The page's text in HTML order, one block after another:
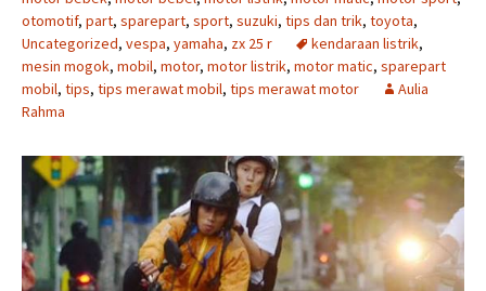
otomotif, part, sparepart, sport, suzuki, tips dan trik, toyota,
Uncategorized, vespa, yamaha, zx 25 r kendaraan listrik,
mesin mogok, mobil, motor, motor listrik, motor matic, sparepart
mobil, tips, tips merawat mobil, tips merawat motor
Aulia
Rahma